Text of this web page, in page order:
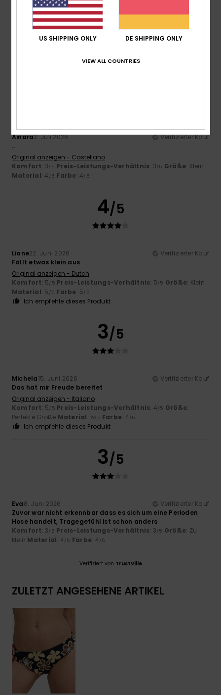
Farbe
Ainara3. Juli 2026
Verifizierter Kauf
..
Original anzeigen - Castellano
Komfort: 3/5 Preis-Leistungs-Verhältnis: 3/5 Größe: Klein
Material: 4 /5 Farbe: 4/5
4/5
Liane22. Juni 2026
Verifizierter Kauf
Fällt etwas klein aus
Original anzeigen - Dutch
Komfort: 5/5 Preis-Leistungs-Verhältnis: 5/5 Größe: Klein
Material: 5 /5 Farbe: 5/5
Ich empfehle dieses Produkt
3/5
Michela15. Juni 2026
Verifizierter Kauf
Das hat mir Freude bereitet
Original anzeigen - Italiano
Komfort: 5/5 Preis-Leistungs-Verhältnis: 4/5 Größe:
Perfekte Größe Material: 5/5 Farbe: 4/5
Ich empfehle dieses Produkt
3/5
Eva8. Juni 2026
Verifizierter Kauf
Zuvor war nicht erkennbar dass es sich um eine Perioden
Hose handelt, Tragegefühl ist schon anders
Komfort: 3/5 Preis-Leistungs-Verhältnis: 3/5 Größe: Zu
klein Material: 4/5 Farbe: 4/5
Verifiziert von TrustVille
ZULETZT ANGESEHENE ARTIKEL
US SHIPPING ONLY DE SHIPPING ONLY
VIEW ALL COUNTRIES